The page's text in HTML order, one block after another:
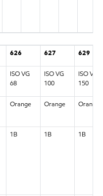
626 627 629
ISO VG
68
ISO VG
100
ISO VG
150
Orange Orange Orange
1B 1B 1B